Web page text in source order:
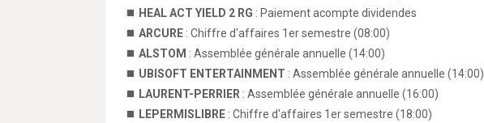
HEAL ACT YIELD 2 RG : Paiement acompte dividendes
ARCURE : Chiffre d'affaires 1er semestre (08:00)
ALSTOM : Assemblée générale annuelle (14:00)
UBISOFT ENTERTAINMENT : Assemblée générale annuelle (14:00)
LAURENT-PERRIER : Assemblée générale annuelle (16:00)
LEPERMISLIBRE : Chiffre d'affaires 1er semestre (18:00)